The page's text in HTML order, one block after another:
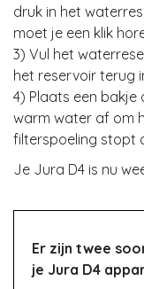
druk in het
moet je een klik
3) Vul het
het reservoir terug
4) Plaats een
warm water af om
filterspoeling stopt
Je Jura D4 is nu
Er zijn twee
je Jura D4